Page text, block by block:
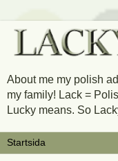
About me my polish
my family! Lack =
Lucky means. So